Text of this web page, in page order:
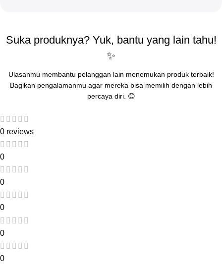
Suka produknya? Yuk, bantu yang lain tahu!
✨
Ulasanmu membantu pelanggan lain menemukan produk terbaik!
Bagikan pengalamanmu agar mereka bisa memilih dengan lebih
percaya diri. 😊
0 reviews
0
0
0
0
0